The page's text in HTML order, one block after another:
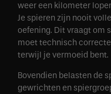
weer een kilometer
Je spieren zijn nooit
oefening. Dit vraagt om
moet technisch
terwijl je vermoeid bent.
Bovendien belasten de
gewrichten en